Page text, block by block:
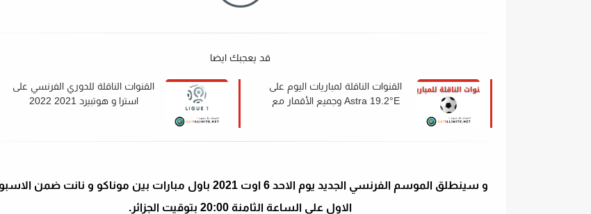
قد يعجبك ايضا
القنوات الناقلة لمباريات اليوم على
Astra 19.2°E وجميع الأقمار مع
القنوات الناقلة للدوري الفرنسي على
استرا و هوتبيرد 2021 2022
و سينطلق الموسم الفرنسي الجديد يوم الاحد 6 اوت 2021 باول مبارات بين موناكو و نانت ضمن
الاول على الساعة الثامنة 20:00 بتوقيت الجزائر.